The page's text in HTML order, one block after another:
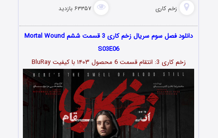
زخم کاری ۶۳۳۵۷ بازدید
دانلود فصل سوم سریال زخم کاری 3 قسمت ششم Mortal Wound
S03E06
زخم کاری 3: انتقام قسمت
6 محصول ۱۴۰۳ با کیفیت BluRay